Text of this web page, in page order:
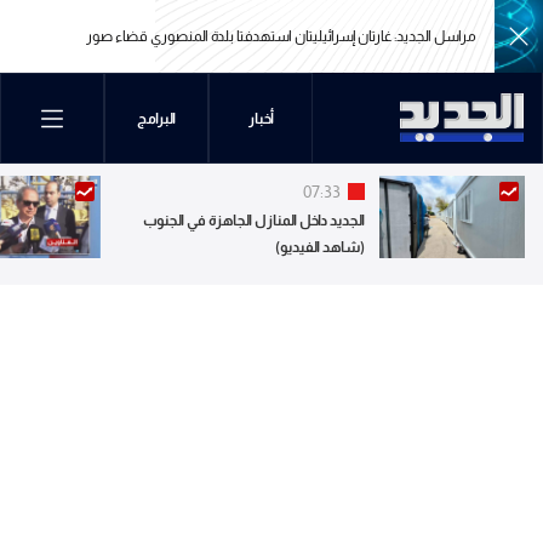
مراسل الجديد: غارتان إسرائيليتان استهدفتا بلدة المنصوري قضاء صور
مراسل الجديد: غارتان إسرائيليتان استهدفتا بلدة المنصوري قضاء صور
أخبار البرامج
07:33
الجديد داخل المنازل الجاهزة في الجنوب
(شاهد الفيديو)